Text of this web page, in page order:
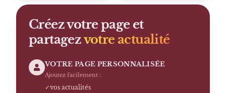
Créez votre page et
partagezvotre actualité
VOTRE PAGE PERSONNALISÉE
Ajoutez facilement :
✓vos actualités